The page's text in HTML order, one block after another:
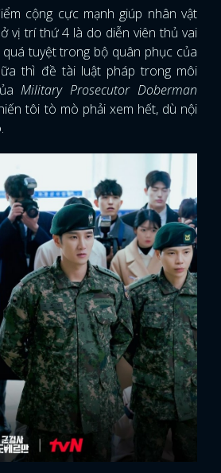
cộng cực mạnh giúp nhân vật
vị trí thứ 4 là do diễn viên thủ vai
tuyệt trong bộ quân phục của
thì đề tài luật pháp trong môi
Military Prosecutor Doberman
tôi tò mò phải xem hết, dù nội